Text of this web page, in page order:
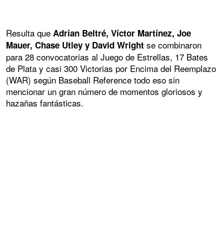
Resulta que Adrían Beltré, Víctor Martínez, Joe
Mauer, Chase Utley y David Wright se combinaron
para 28 convocatorias al Juego de Estrellas, 17 Bates
de Plata y casi 300 Victorias por Encima del Reemplazo
(WAR) según Baseball Reference todo eso sin
mencionar un gran número de momentos gloriosos y
hazañas fantásticas.